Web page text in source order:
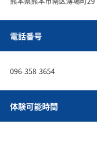
電話番号
096-358-3654
体験可能時間